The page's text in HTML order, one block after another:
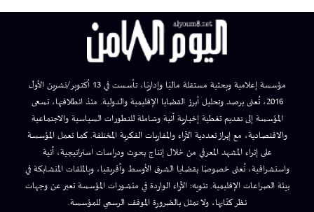
مؤسسة إعلامية وبحثية مستقلة ماليًا وإداريًا، تأسست في 13 أكتوبر/تشرين الأول
2016، تُعنى برصد وتحليل أبرز القضايا الإقليمية والدولية. منذ انطلاقتها، تسعى
المؤسسة إلى تقديم تغطية إخبارية آنية وشاملة للتطورات السياسية والاجتماعية
والاقتصادية، مع إبراز تعددية الآراء والمقاربات الفكرية المختلفة. كما تعمل المؤسسة
على إثراء المشهد المعرفي من خلال إنتاج بحوث ودراسات استراتيجية، آنية
واستشرافية، تُعنى خصوصًا بقضايا الشرق الأوسط وأفريقيا، وبالملفات المتشابكة في
بيئة الصراعات الإقليمية. تنويه: الآراء الواردة في منشورات المؤسسة تعبر عن وجهات
نظر كتّابها، ولا تمثل بالضرورة الموقف الرسمي للمؤسسة.